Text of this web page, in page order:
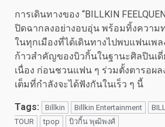
การเดินทางของ “BILLKIN
ปิดฉากลงอย่างอบอุ่น พร้อมทิ้งความ
ในทุกเมืองที่ได้เดินทางไปพบแฟนเพ
ก้าวสำคัญของบิวกิ้นในฐานะศิลปินเดี่
เนื่อง ก่อนชวนแฟน ๆ ร่วมตั้งตารอผ
เต็มที่กำลังจะได้ฟังกันในเร็ว ๆ นี้
Tags: Billkin Billkin Entertainment
TOUR
tpop บิวกิ้น พุฒิพงศ์